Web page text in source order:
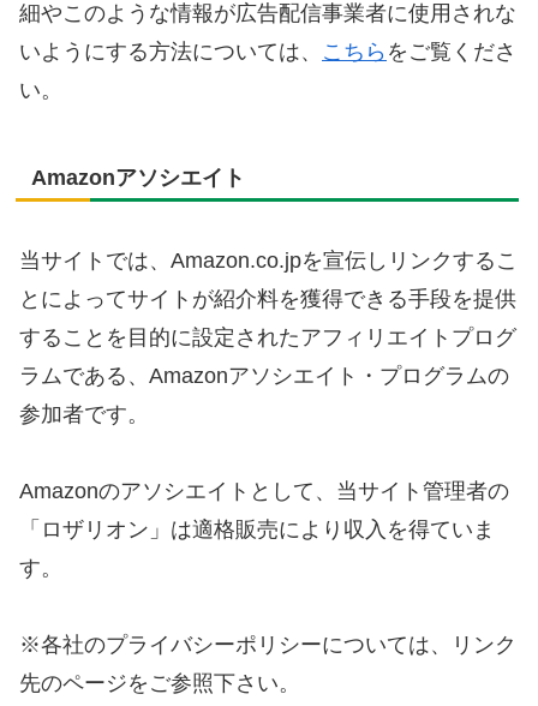
細やこのような情報が広告配信事業者に使用されな
いようにする方法については、 こちら をご覧くださ
い。
Amazonアソシエイト
当サイトでは、Amazon.co.jpを宣伝しリンクするこ
とによってサイトが紹介料を獲得できる手段を提供
することを目的に設定されたアフィリエイトプログ
ラムである、Amazonアソシエイト・プログラムの
参加者です。
Amazonのアソシエイトとして、当サイト管理者の
「ロザリオン」は適格販売により収入を得ていま
す。
※各社のプライバシーポリシーについては、リンク
先のページをご参照下さい。